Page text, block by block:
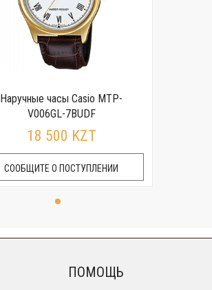
Наручные часы Casio MTP-
V006GL-7BUDF
18 500 KZT
СООБЩИТЕ О ПОСТУПЛЕНИИ
ПОМОЩЬ